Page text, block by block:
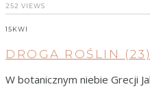
252 VIEWS
15KWI
DROGA ROŚLIN
W botanicznym niebie Grecji